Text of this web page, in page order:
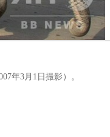
年3月1日撮影）。